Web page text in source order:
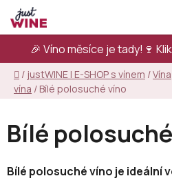
Přejít
na
obsah
🎉 Víno měsíce je tady!🍷
Domů
/ justWINE | E-SHOP s vínem /Vína
vína / Bílé polosuché víno
Bílé
Bílé polosuché víno je ideální